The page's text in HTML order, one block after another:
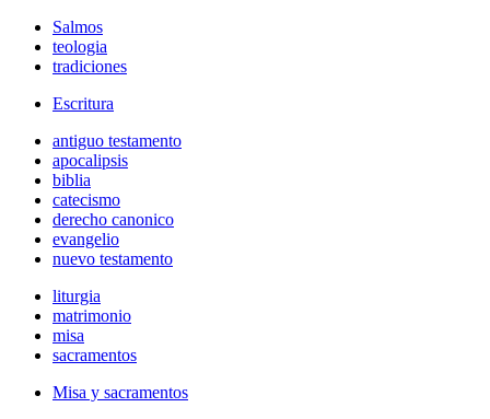
Salmos
teologia
tradiciones
Escritura
antiguo testamento
apocalipsis
biblia
catecismo
derecho canonico
evangelio
nuevo testamento
liturgia
matrimonio
misa
sacramentos
Misa y sacramentos